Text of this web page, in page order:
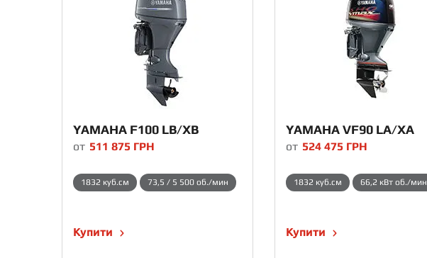
YAMAHA F100 LB/XB
от 511 875 ГРН
1832 куб.см 73,5 / 5 500 об./мин
Купити
YAMAHA VF90 LA/XA
от 524 475 ГРН
1832 куб.см 66,2 кВт об./мин
Купити